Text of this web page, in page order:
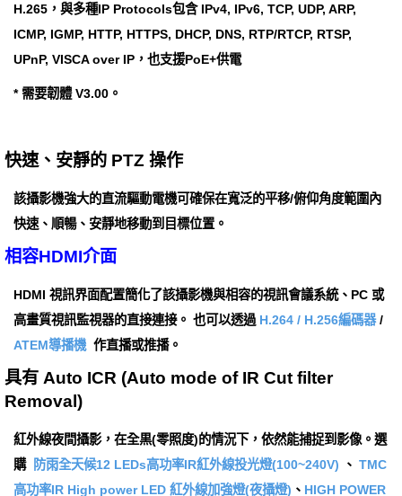
H.265，與多種IP Protocols包含 IPv4, IPv6, TCP, UDP, ARP,
ICMP, IGMP, HTTP, HTTPS, DHCP, DNS, RTP/RTCP, RTSP,
UPnP, VISCA over IP，也支援PoE+供電
* 需要韌體 V3.00。
快速、安靜的 PTZ 操作
該攝影機強大的直流驅動電機可確保在寬泛的平移/俯仰角度範圍內
快速、順暢、安靜地移動到目標位置。
相容HDMI介面
HDMI 視訊界面配置簡化了該攝影機與相容的視訊會議系統、PC 或
高畫質視訊監視器的直接連接。 也可以透過 H.264 / H.256編碼器/
ATEM導播機 作直播或推播。
具有 Auto ICR (Auto mode of IR Cut filter
Removal)
紅外線夜間攝影，在全黒(零照度)的情況下，依然能捕捉到影像。選
購 防雨全天候12 LEDs高功率IR紅外線投光燈(100~240V) 、 TMC
高功率IR High power LED 紅外線加強燈(夜攝燈) 、 HIGH POWER